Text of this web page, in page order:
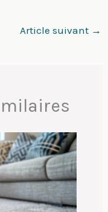
Article suivant →